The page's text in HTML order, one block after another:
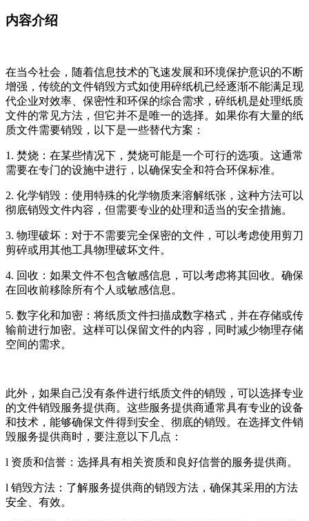
内容介绍
在当今社会，随着信息技术的飞速发展和环境保护意识的不断
增强，传统的文件销毁方式如使用碎纸机已经逐渐不能满足现
代企业对效率、保密性和环保的综合需求，碎纸机是处理纸质
文件的常见方法，但它并不是唯一的选择。如果你有大量的纸
质文件需要销毁，以下是一些替代方案：
1. 焚烧：在某些情况下，焚烧可能是一个可行的选项。这通常
需要在专门的设施中进行，以确保安全和符合环保标准。
2. 化学销毁：使用特殊的化学物质来溶解纸张，这种方法可以
彻底销毁文件内容，但需要专业的处理和适当的安全措施。
3. 物理破坏：对于不需要完全保密的文件，可以考虑使用剪刀
剪碎或用其他工具物理破坏文件。
4. 回收：如果文件不包含敏感信息，可以考虑将其回收。确保
在回收前移除所有个人或敏感信息。
5. 数字化和加密：将纸质文件扫描成数字格式，并在存储或传
输前进行加密。这样可以保留文件的内容，同时减少物理存储
空间的需求。
此外，如果自己没有条件进行纸质文件的销毁，可以选择专业
的文件销毁服务提供商。这些服务提供商通常具有专业的设备
和技术，能够确保文件得到安全、彻底的销毁。在选择文件销
毁服务提供商时，要注意以下几点：
l 资质和信誉：选择具有相关资质和良好信誉的服务提供商。
l 销毁方法：了解服务提供商的销毁方法，确保其采用的方法
安全、有效。